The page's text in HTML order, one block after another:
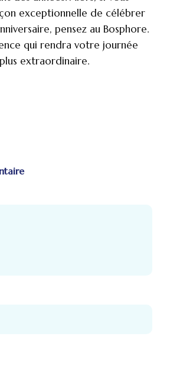
exceptionnelle de célébrer
pensez au Bosphore.
qui rendra votre journée
extraordinaire.